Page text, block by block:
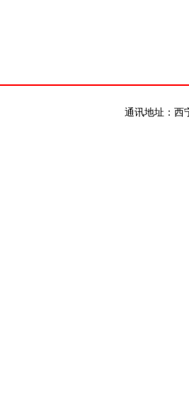
通讯地址：西